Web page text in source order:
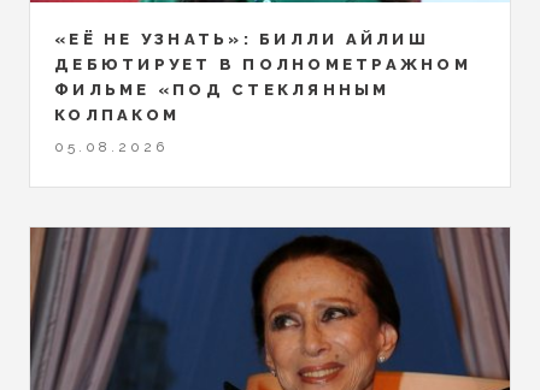
«ЕЁ НЕ УЗНАТЬ»: БИЛЛИ АЙЛИШ
ДЕБЮТИРУЕТ В ПОЛНОМЕТРАЖНОМ
ФИЛЬМЕ «ПОД СТЕКЛЯННЫМ
КОЛПАКОМ
05.08.2026